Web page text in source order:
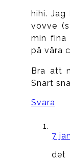
hihi.
vovve
min fina
på våra
Bra att
Snart
Svara
7
det